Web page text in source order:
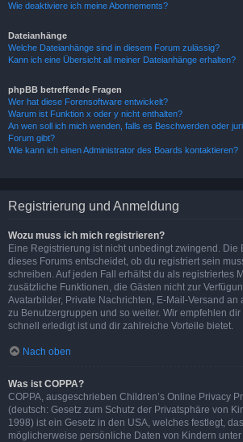
Wie deaktiviere ich meine Abonnements?
Dateianhänge
Welche Dateianhänge sind in diesem Forum zulässig?
Kann ich eine Übersicht all meiner Dateianhänge erhalten?
phpBB betreffende Fragen
Wer hat diese Forensoftware entwickelt?
Warum ist Funktion x oder y nicht enthalten?
An wen soll ich mich wenden, falls es Beschwerden oder
Forum gibt?
Wie kann ich einen Administrator des Boards kontaktieren?
Registrierung und Anmeldung
Wozu muss ich mich registrieren?
Eine Registrierung ist nicht unbedingt zwingend. Die
dieses Forums entscheidet, ob du registriert sein
schreiben. Auf jeden Fall erhältst du als registriertes
zusätzliche Funktionen, die Gästen nicht zur
Avatarbilder, Private Nachrichten, E-Mail-Versand an
zu Benutzergruppen und so weiter. Wir empfehlen
schnell erledigt ist und dir zahlreiche Vorteile bietet.
Nach oben
Was ist COPPA?
COPPA, ausgeschrieben Children’s Online Privacy
(deutsch: Gesetz zum Schutz der Privatsphäre von
1998) ist ein Gesetz in den USA, welches festlegt,
möglicherweise persönliche Daten von Kindern